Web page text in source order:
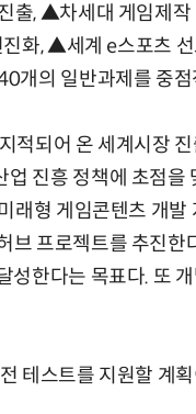
출, ▲차세대 게임제
화, ▲세계 e스포츠
개의 일반과제를 중
적되어 온 세계시장
진흥 정책에 초점을
래형 게임콘텐츠 개
브 프로젝트를 추진
한다는 목표다. 또
테스트를 지원할 계